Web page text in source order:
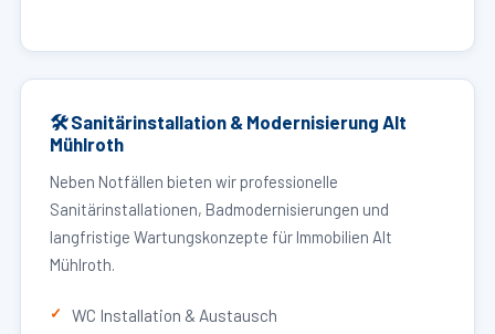
🛠 Sanitärinstallation & Modernisierung Alt
Mühlroth
Neben Notfällen bieten wir professionelle
Sanitärinstallationen, Badmodernisierungen und
langfristige Wartungskonzepte für Immobilien Alt
Mühlroth.
WC Installation & Austausch